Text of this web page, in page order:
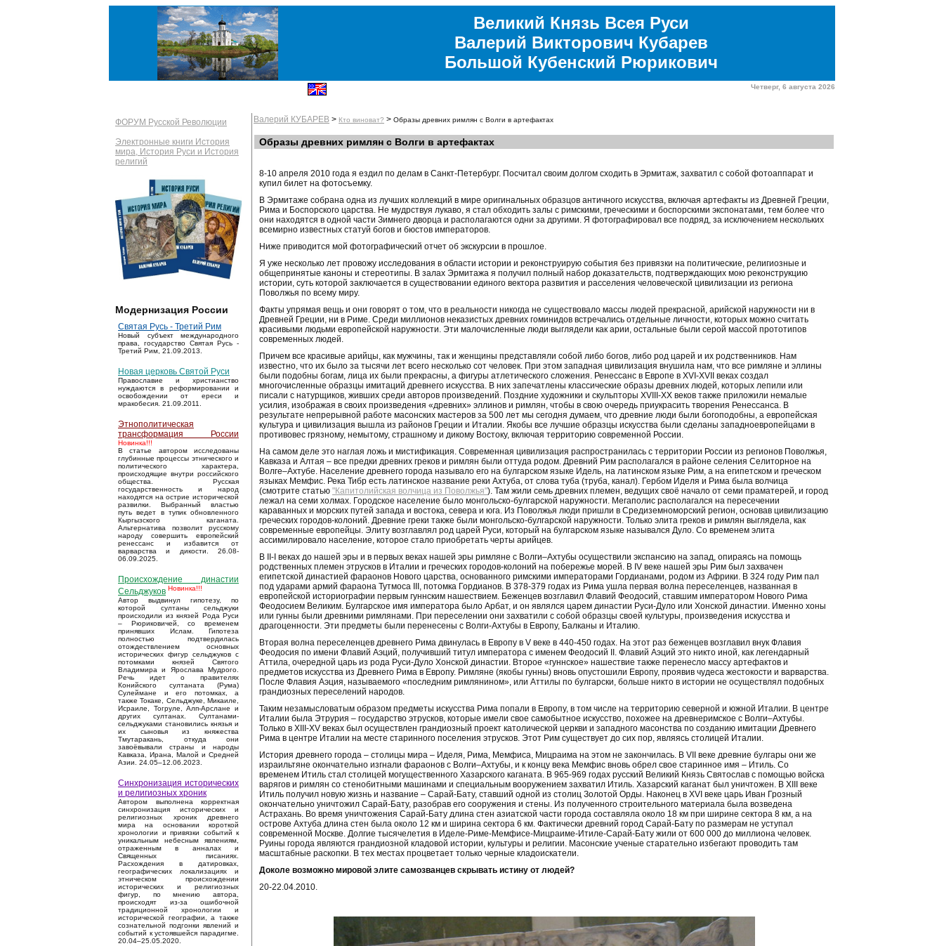
Великий Князь Всея Руси
Валерий Викторович Кубарев
Большой Кубенский Рюрикович
Четверг, 6 августа 2026
ФОРУМ Русской Революции
Электронные книги История
мира, История Руси и История
религий
Модернизация России
Святая Русь - Третий Рим
Новый субъект международного
права, государство Святая Русь -
Третий Рим, 21.09.2013.
Новая церковь Святой Руси
Православие и христианство
нуждаются в реформировании и
освобождении от ереси и
мракобесия. 21.09.2011.
Этнополитическая
трансформация России
Новинка!!!
В статье автором исследованы
глубинные процессы этнического и
политического характера,
происходящие внутри российского
общества. Русская
государственность и народ
находятся на острие исторической
развилки. Выбранный властью
путь ведет в тупик обновленного
Кыргызского каганата.
Альтернатива позволит русскому
народу совершить европейский
ренессанс и избавится от
варварства и дикости. 26.08-
06.09.2025.
Происхождение династии
Сельджуков Новинка!!!
Автор выдвинул гипотезу, по
которой султаны сельджуки
происходили из князей Рода Руси
– Рюриковичей, со временем
принявших Ислам. Гипотеза
полностью подтвердилась
отождествлением основных
исторических фигур сельджуков с
потомками князей Святого
Владимира и Ярослава Мудрого.
Речь идет о правителях
Конийского султаната (Рума)
Сулеймане и его потомках, а
также Токаке, Сельджуке, Микаиле,
Исраиле, Тогруле, Алп-Арслане и
других султанах. Султанами-
сельджуками становились князья и
их сыновья из княжества
Тмутаракань, откуда они
завоёвывали страны и народы
Кавказа, Ирана, Малой и Средней
Азии. 24.05–12.06.2023.
Синхронизация исторических
и религиозных хроник
Автором выполнена корректная
синхронизация исторических и
религиозных хроник древнего
мира на основании короткой
хронологии и привязки событий к
уникальным небесным явлениям,
отраженным в анналах и
Священных писаниях.
Расхождения в датировках,
географических локализациях и
этническом происхождении
исторических и религиозных
фигур, по мнению автора,
происходят из-за ошибочной
традиционной хронологии и
исторической географии, а также
сознательной подгонки явлений и
событий к устоявшейся парадигме.
20.04–25.05.2020.
Валерий КУБАРЕВ > Кто виноват? > Образы древних римлян с Волги в артефактах
Образы древних римлян с Волги в артефактах
8-10 апреля 2010 года я ездил по делам в Санкт-Петербург. Посчитал своим долгом сходить в Эрмитаж, захватил с собой фотоаппарат и
купил билет на фотосъемку.
В Эрмитаже собрана одна из лучших коллекций в мире оригинальных образцов античного искусства, включая артефакты из Древней Греции,
Рима и Боспорского царства. Не мудрствуя лукаво, я стал обходить залы с римскими, греческими и боспорскими экспонатами, тем более что
они находятся в одной части Зимнего дворца и располагаются одни за другими. Я фотографировал все подряд, за исключением нескольких
всемирно известных статуй богов и бюстов императоров.
Ниже приводится мой фотографический отчет об экскурсии в прошлое.
Я уже несколько лет провожу исследования в области истории и реконструирую события без привязки на политические, религиозные и
общепринятые каноны и стереотипы. В залах Эрмитажа я получил полный набор доказательств, подтверждающих мою реконструкцию
истории, суть которой заключается в существовании единого вектора развития и расселения человеческой цивилизации из региона
Поволжья по всему миру.
Факты упрямая вещь и они говорят о том, что в реальности никогда не существовало массы людей прекрасной, арийской наружности ни в
Древней Греции, ни в Риме. Среди миллионов неказистых древних гоминидов встречались отдельные личности, которых можно считать
красивыми людьми европейской наружности. Эти малочисленные люди выглядели как арии, остальные были серой массой прототипов
современных людей.
Причем все красивые арийцы, как мужчины, так и женщины представляли собой либо богов, либо род царей и их родственников. Нам
известно, что их было за тысячи лет всего несколько сот человек. При этом западная цивилизация внушила нам, что все римляне и эллины
были подобны богам, лица их были прекрасны, а фигуры атлетического сложения. Ренессанс в Европе в XVI-XVII веках создал
многочисленные образцы имитаций древнего искусства. В них запечатлены классические образы древних людей, которых лепили или
писали с натурщиков, живших среди авторов произведений. Поздние художники и скульпторы XVIII-XX веков также приложили немалые
усилия, изображая в своих произведения «древних» эллинов и римлян, чтобы в свою очередь приукрасить творения Ренессанса. В
результате непрерывной работе масонских мастеров за 500 лет мы сегодня думаем, что древние люди были богоподобны, а европейская
культура и цивилизация вышла из районов Греции и Италии. Якобы все лучшие образцы искусства были сделаны западноевропейцами в
противовес грязному, немытому, страшному и дикому Востоку, включая территорию современной России.
На самом деле это наглая ложь и мистификация. Современная цивилизация распространилась с территории России из регионов Поволжья,
Кавказа и Алтая – все предки древних греков и римлян были оттуда родом. Древний Рим располагался в районе селения Селиторное на
Волге–Ахтубе. Население древнего города называло его на булгарском языке Идель, на латинском языке Рим, а на египетском и греческом
языках Мемфис. Река Тибр есть латинское название реки Ахтуба, от слова туба (труба, канал). Гербом Иделя и Рима была волчица
(смотрите статью "Капитолийская волчица из Поволжья"). Там жили семь древних племен, ведущих своё начало от семи праматерей, и город
лежал на семи холмах. Городское население было монгольско-булгарской наружности. Мегаполис располагался на пересечении
караванных и морских путей запада и востока, севера и юга. Из Поволжья люди пришли в Средиземноморский регион, основав цивилизацию
греческих городов-колоний. Древние греки также были монгольско-булгарской наружности. Только элита греков и римлян выглядела, как
современные европейцы. Элиту возглавлял род царей Руси, который на булгарском языке назывался Дуло. Со временем элита
ассимилировало население, которое стало приобретать черты арийцев.
В II-I веках до нашей эры и в первых веках нашей эры римляне с Волги–Ахтубы осуществили экспансию на запад, опираясь на помощь
родственных племен этрусков в Италии и греческих городов-колоний на побережье морей. В IV веке нашей эры Рим был захвачен
египетской династией фараонов Нового царства, основанного римскими императорами Гордианами, родом из Африки. В 324 году Рим пал
под ударами армий фараона Тутмоса III, потомка Гордианов. В 378-379 годах из Рима ушла первая волна переселенцев, названная в
европейской историографии первым гуннским нашествием. Беженцев возглавил Флавий Феодосий, ставшим императором Нового Рима
Феодосием Великим. Булгарское имя императора было Арбат, и он являлся царем династии Руси-Дуло или Хонской династии. Именно хоны
или гунны были древними римлянами. При переселении они захватили с собой образцы своей культуры, произведения искусства и
драгоценности. Эти предметы были перенесены с Волги-Ахтубы в Европу, Балканы и Италию.
Вторая волна переселенцев древнего Рима двинулась в Европу в V веке в 440-450 годах. На этот раз беженцев возглавил внук Флавия
Феодосия по имени Флавий Аэций, получивший титул императора с именем Феодосий II. Флавий Аэций это никто иной, как легендарный
Аттила, очередной царь из рода Руси-Дуло Хонской династии. Второе «гуннское» нашествие также перенесло массу артефактов и
предметов искусства из Древнего Рима в Европу. Римляне (якобы гунны) вновь опустошили Европу, проявив чудеса жестокости и варварства.
После Флавия Аэция, называемого «последним римлянином», или Аттилы по булгарски, больше никто в истории не осуществлял подобных
грандиозных переселений народов.
Таким незамысловатым образом предметы искусства Рима попали в Европу, в том числе на территорию северной и южной Италии. В центре
Италии была Этрурия – государство этрусков, которые имели свое самобытное искусство, похожее на древнеримское с Волги–Ахтубы.
Только в XIII-XV веках был осуществлен грандиозный проект католической церкви и западного масонства по созданию имитации Древнего
Рима в центре Италии на месте старинного поселения этрусков. Этот Рим существует до сих пор, являясь столицей Италии.
История древнего города – столицы мира – Иделя, Рима, Мемфиса, Мицраима на этом не закончилась. В VII веке древние булгары они же
израильтяне окончательно изгнали фараонов с Волги–Ахтубы, и к концу века Мемфис вновь обрел свое старинное имя – Итиль. Со
временем Итиль стал столицей могущественного Хазарского каганата. В 965-969 годах русский Великий Князь Святослав с помощью войска
варягов и римлян со стенобитными машинами и специальным вооружением захватил Итиль. Хазарский каганат был уничтожен. В XIII веке
Итиль получил новую жизнь и название – Сарай-Бату, ставший одной из столиц Золотой Орды. Наконец в XVI веке царь Иван Грозный
окончательно уничтожил Сарай-Бату, разобрав его сооружения и стены. Из полученного строительного материала была возведена
Астрахань. Во время уничтожения Сарай-Бату длина стен азиатской части города составляла около 18 км при ширине сектора 8 км, а на
острове Ахтуба длина стен была около 12 км и ширина сектора 6 км. Фактически древний город Сарай-Бату по размерам не уступал
современной Москве. Долгие тысячелетия в Иделе-Риме-Мемфисе-Мицраиме-Итиле-Сарай-Бату жили от 600 000 до миллиона человек.
Руины города являются грандиозной кладовой истории, культуры и религии. Масонские ученые старательно избегают проводить там
масштабные раскопки. В тех местах процветает только черные кладоискатели.
Доколе возможно мировой элите самозванцев скрывать истину от людей?
20-22.04.2010.